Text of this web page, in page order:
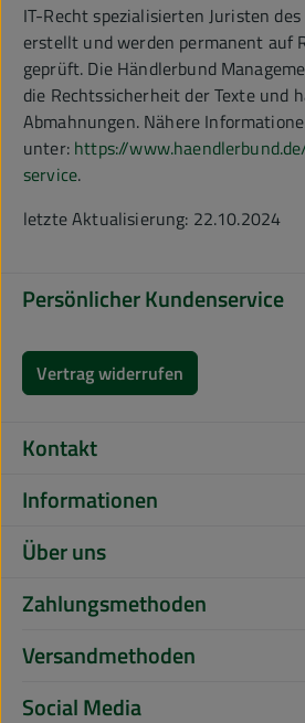
IT-Recht spezialisierten Juristen
erstellt und werden permanent auf
geprüft. Die Händlerbund
die Rechtssicherheit der Texte und
Abmahnungen. Nähere
unter: https://
service.
letzte Aktualisierung: 22.10.2024
Persönlicher Kundenservice
Vertrag widerrufen
Kontakt
Informationen
Über uns
Zahlungsmethoden
Versandmethoden
Social Media